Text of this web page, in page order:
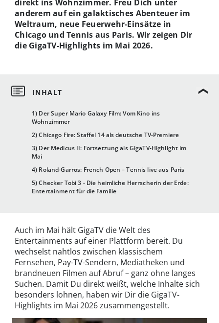
1) Der Super Mario Galaxy Film: Vom Kino ins
Wohnzimmer
2) Chicago Fire: Staffel 14 als deutsche TV-Premiere
3) Der Medicus II: Fortsetzung als GigaTV-Highlight im
Mai
4) Roland-Garros: French Open – Tennis live aus Paris
5) Checker Tobi 3 - Die heimliche Herrscherin der Erde:
Entertainment für die Familie
direkt ins Wohnzimmer. Freu Dich unter
anderem auf ein galaktisches Abenteuer im
Weltraum, neue Feuerwehr-Einsätze in
Chicago und Tennis aus Paris. Wir zeigen Dir
die GigaTV-Highlights im Mai 2026.
Auch im Mai hält GigaTV die Welt des
Entertainments auf einer Plattform bereit. Du
wechselst nahtlos zwischen klassischem
Fernsehen, Pay-TV-Sendern, Mediatheken und
brandneuen Filmen auf Abruf – ganz ohne langes
Suchen. Damit Du direkt weißt, welche Inhalte sich
besonders lohnen, haben wir Dir die GigaTV-
Highlights im Mai 2026 zusammengestellt.